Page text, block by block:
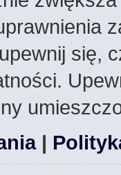
się,
|